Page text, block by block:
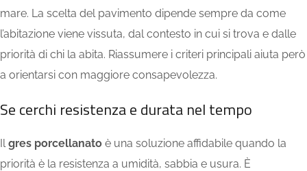
mare. La scelta del pavimento dipende sempre da come
l’abitazione viene vissuta, dal contesto in cui si trova e dalle
priorità di chi la abita. Riassumere i criteri principali aiuta però
a orientarsi con maggiore consapevolezza.
Se cerchi resistenza e durata nel tempo
Ilgres porcellanato è una soluzione affidabile quando la
priorità è la resistenza a umidità, sabbia e usura. È